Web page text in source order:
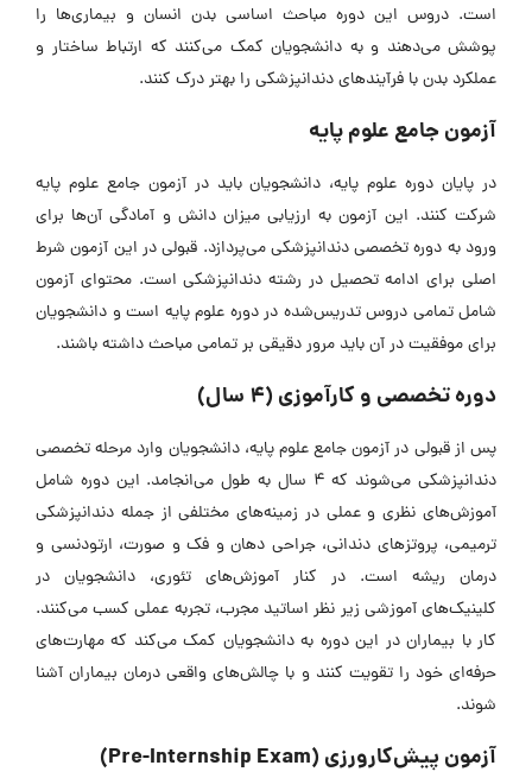
است. دروس این دوره مباحث اساسی بدن انسان و بیماری‌ها را
پوشش می‌دهند و به دانشجویان کمک می‌کنند که ارتباط ساختار و
عملکرد بدن با فرآیند‌های دندانپزشکی را بهتر درک کنند.
آزمون جامع علوم پایه
در پایان دوره علوم پایه، دانشجویان باید در آزمون جامع علوم پایه
شرکت کنند. این آزمون به ارزیابی میزان دانش و آمادگی آن‌ها برای
ورود به دوره تخصصی دندانپزشکی می‌پردازد. قبولی در این آزمون شرط
اصلی برای ادامه تحصیل در رشته دندانپزشکی است. محتوای آزمون
شامل تمامی دروس تدریس‌شده در دوره علوم پایه است و دانشجویان
برای موفقیت در آن باید مرور دقیقی بر تمامی مباحث داشته باشند.
دوره تخصصی و کارآموزی (4 سال)
پس از قبولی در آزمون جامع علوم پایه، دانشجویان وارد مرحله تخصصی
دندانپزشکی می‌شوند که 4 سال به طول می‌انجامد. این دوره شامل
آموزش‌های نظری و عملی در زمینه‌های مختلفی از جمله دندانپزشکی
ترمیمی، پروتز‌های دندانی، جراحی دهان و فک و صورت، ارتودنسی و
درمان ریشه است. در کنار آموزش‌های تئوری، دانشجویان در
کلینیک‌های آموزشی زیر نظر اساتید مجرب، تجربه عملی کسب می‌کنند.
کار با بیماران در این دوره به دانشجویان کمک می‌کند که مهارت‌های
حرفه‌ای خود را تقویت کنند و با چالش‌های واقعی درمان بیماران آشنا
شوند.
آزمون پیش‌کارورزی (Pre-Internship Exam)